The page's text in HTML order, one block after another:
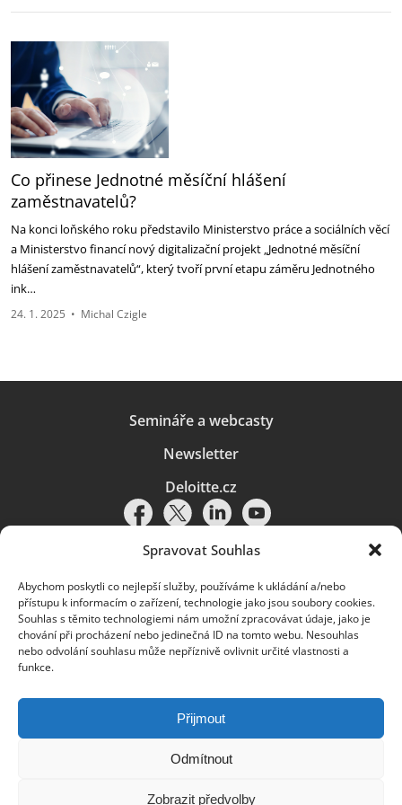
Spravovat Souhlas
Abychom poskytli co nejlepší služby, používáme k ukládání a/nebo
přístupu k informacím o zařízení, technologie jako jsou soubory cookies.
Souhlas s těmito technologiemi nám umožní zpracovávat údaje, jako je
chování při procházení nebo jedinečná ID na tomto webu. Nesouhlas
nebo odvolání souhlasu může nepříznivě ovlivnit určité vlastnosti a
funkce.
Přijmout
Odmítnout
Zobrazit předvolby
Co přinese Jednotné měsíční hlášení
zaměstnavatelů?
Na konci loňského roku představilo Ministerstvo práce a sociálních věcí
a Ministerstvo financí nový digitalizační projekt „Jednotné měsíční
hlášení zaměstnavatelů“, který tvoří první etapu záměru Jednotného
ink…
24. 1. 2025 • Michal Czigle
Semináře a webcasty
Newsletter
Deloitte.cz
Pravidla používání|Ochrana osobních údajů|Soubory cookies |
Deloitte.cz
© 2026. Více informací najdete vPravidlech používání.
Deloitte označuje jednu či více společností globální sítě členských
a přidružené subjekty (souhrnně „organizace Deloitte“). Společnost DTTL
(rovněž označovaná jako „Deloitte Global“) a každá z jejích členských
společností a jejich přidružených subjektů je samostatným a nezávislým
právním subjektem, který není oprávněn zavazovat nebo přijímat závazky
za jinou z těchto členských společností a jejich přidružených subjektů ve
pochybení, nikoli za jednání či pochybení jiných členských společností či